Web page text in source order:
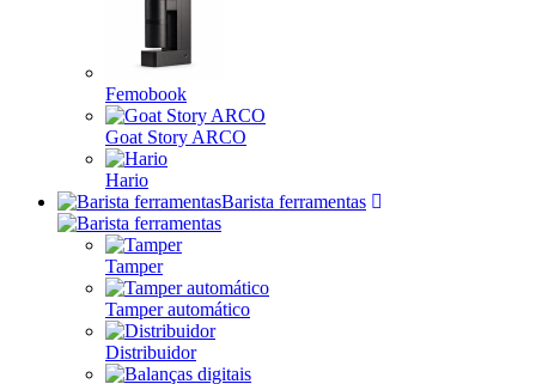
Femobook
Goat Story ARCO
Hario
Barista ferramentas
Tamper
Tamper automático
Distribuidor